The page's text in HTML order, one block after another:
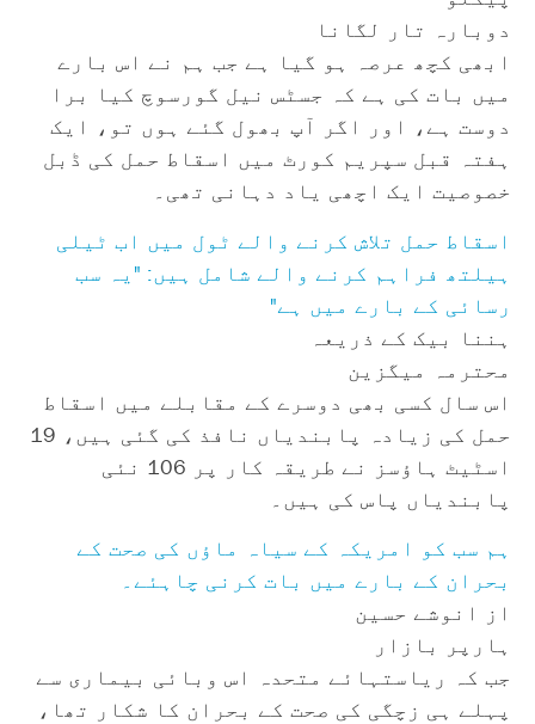
دوبارہ تار لگانا
ابھی کچھ عرصہ ہو گیا ہے جب ہم نے اس بارے
میں بات کی ہے کہ جسٹس نیل گورسوچ کیا برا
دوست ہے، اور اگر آپ بھول گئے ہوں تو، ایک
ہفتہ قبل سپریم کورٹ میں اسقاط حمل کی ڈبل
خصوصیت ایک اچھی یاد دہانی تھی۔
اسقاط حمل تلاش کرنے والے ٹول میں اب ٹیلی
ہیلتھ فراہم کرنے والے شامل ہیں: "یہ سب
رسائی کے بارے میں ہے"
ہننا بیک کے ذریعہ
محترمہ میگزین
اس سال کسی بھی دوسرے کے مقابلے میں اسقاط
حمل کی زیادہ پابندیاں نافذ کی گئی ہیں، 19
اسٹیٹ ہاؤسز نے طریقہ کار پر 106 نئی
پابندیاں پاس کی ہیں۔
ہم سب کو امریکہ کے سیاہ ماؤں کی صحت کے
بحران کے بارے میں بات کرنی چاہئے۔
از انوشے حسین
ہارپر بازار
جب کہ ریاستہائے متحدہ اس وبائی بیماری سے
پہلے ہی زچگی کی صحت کے بحران کا شکار تھا،